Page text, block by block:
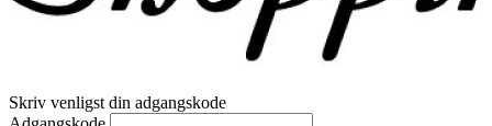
Skriv venligst din adgangskode